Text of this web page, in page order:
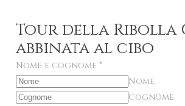
Tour della Ribolla
abbinata al cibo
Nome e cognome *
Nome
Cognome